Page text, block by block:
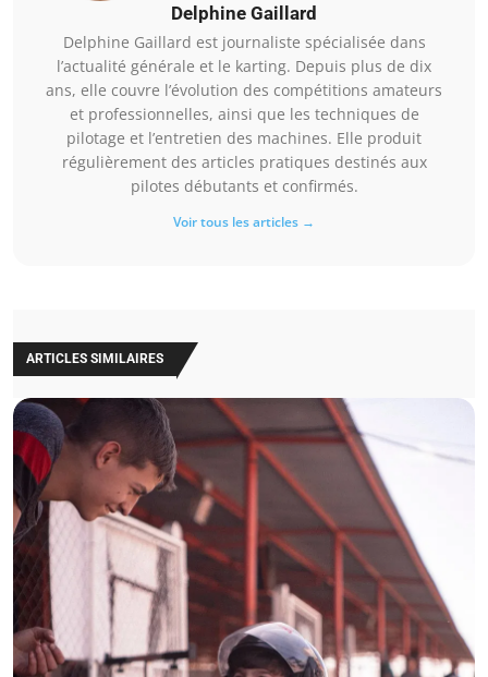
Delphine Gaillard
Delphine Gaillard est journaliste spécialisée dans
l’actualité générale et le karting. Depuis plus de dix
ans, elle couvre l’évolution des compétitions amateurs
et professionnelles, ainsi que les techniques de
pilotage et l’entretien des machines. Elle produit
régulièrement des articles pratiques destinés aux
pilotes débutants et confirmés.
Voir tous les articles →
ARTICLES SIMILAIRES